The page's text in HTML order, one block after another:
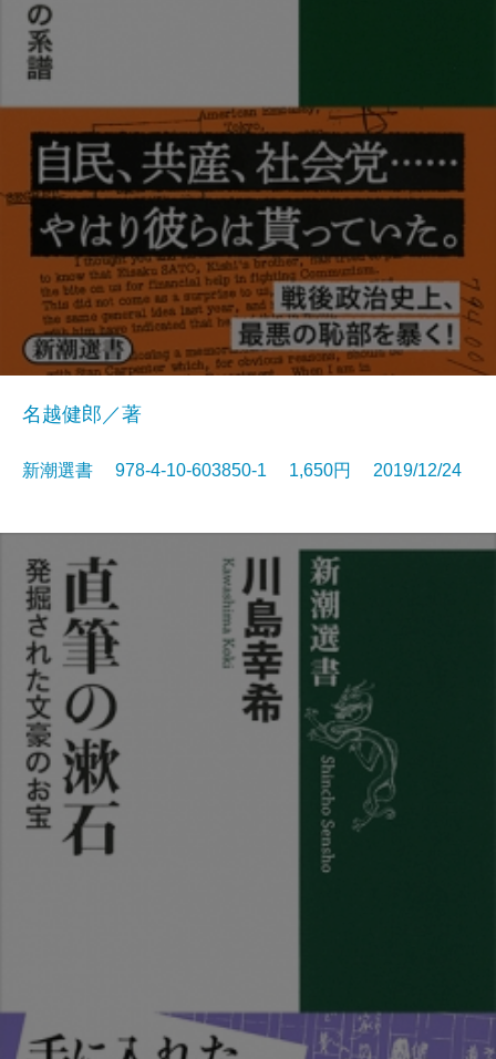
名越健郎／著
新潮選書 978-4-10-603850-1 1,650円 2019/12/24